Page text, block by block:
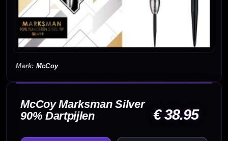
McCoy
McCoy Marksman Silver
90% Dartpijlen
€ 38.95